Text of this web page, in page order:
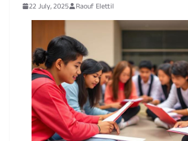
22 July, 2025 Raouf Elettil